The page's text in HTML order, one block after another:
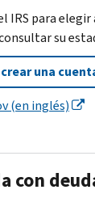
IRS para elegir
su
una
(en inglés)
con